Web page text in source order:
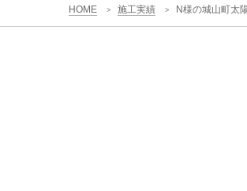
HOME > 施工実績 > N様の城山町太